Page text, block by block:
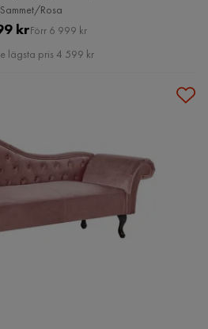
Sammet/Rosa
Pris
krOriginal
Pris
Förr 6 999 kr
lägsta pris 4 599 kr